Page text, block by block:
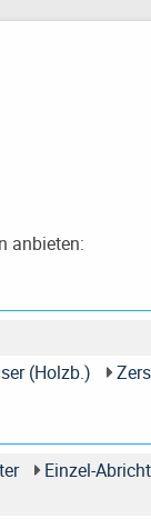
anbieten:
(Holzb.)
Einzel-